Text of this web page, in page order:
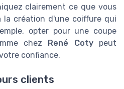
clairement ce que vous
création d'une coiffure qui
opter pour une coupe
chez René Cotypeut
confiance.
clients